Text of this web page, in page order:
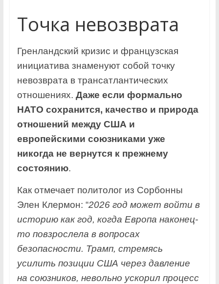
Точка невозврата
Гренландский кризис и французская
инициатива знаменуют собой точку
невозврата в трансатлантических
отношениях. Даже если формально
НАТО сохранится, качество и природа
отношений между США и
европейскими союзниками уже
никогда не вернутся к прежнему
состоянию.
Как отмечает политолог из Сорбонны
Элен Клермон: “2026 год может войти в
историю как год, когда Европа наконец-
то повзрослела в вопросах
безопасности. Трамп, стремясь
усилить позиции США через давление
на союзников, невольно ускорил процесс